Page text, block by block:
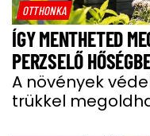
OTTHONKA
ÍGY MENTHETED
PERZSELŐ
A növények
trükkel